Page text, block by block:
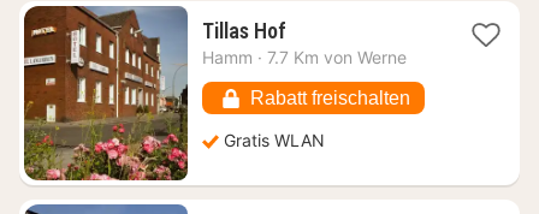
Tillas Hof1
Nacht
61,82
€
Hamm · 7.7 Km von Werne
Rabatt freischalten
Gratis WLAN